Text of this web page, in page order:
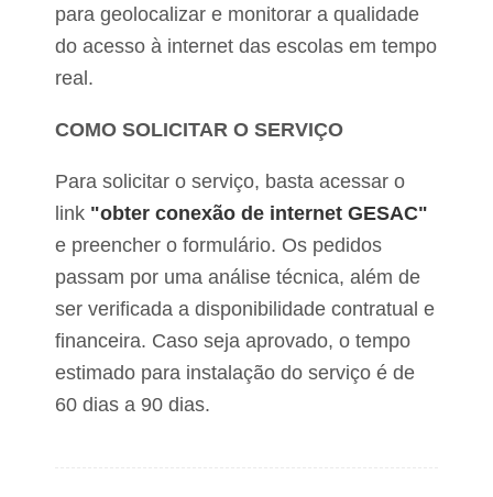
para geolocalizar e monitorar a qualidade
do acesso à internet das escolas em tempo
real.
COMO SOLICITAR O SERVIÇO
Para solicitar o serviço, basta acessar o
link "obter conexão de internet GESAC"
e preencher o formulário. Os pedidos
passam por uma análise técnica, além de
ser verificada a disponibilidade contratual e
financeira. Caso seja aprovado, o tempo
estimado para instalação do serviço é de
60 dias a 90 dias.